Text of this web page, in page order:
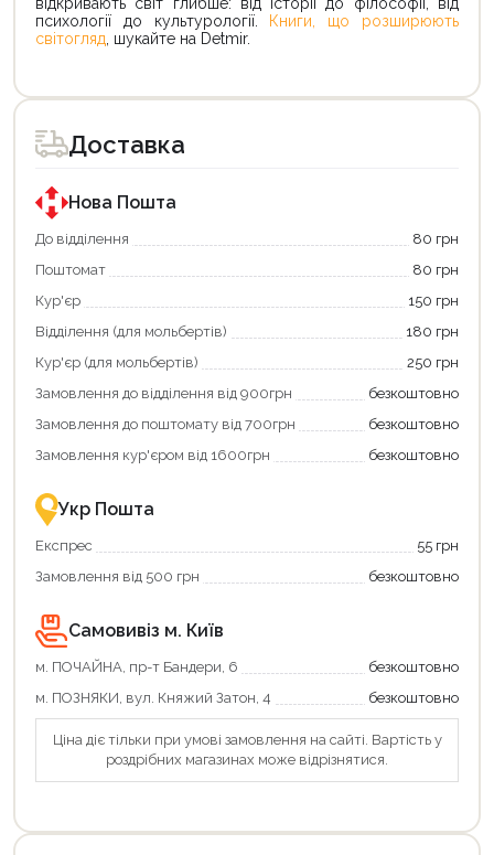
психології до культурології. Книги, що розширюють
світогляд , шукайте на Detmir.
Доставка
Нова Пошта
До відділення
80 грн
Поштомат
80 грн
Кур'єр
150 грн
Відділення (для мольбертів)
180 грн
Кур'єр (для мольбертів)
250 грн
Замовлення до відділення від 900грн
безкоштовно
Замовлення до поштомату від 700грн
безкоштовно
Замовлення кур'єром від 1600грн
безкоштовно
Укр Пошта
Експрес
55 грн
Замовлення від 500 грн
безкоштовно
Самовивіз м. Київ
м. ПОЧАЙНА, пр-т Бандери, 6
безкоштовно
м. ПОЗНЯКИ, вул. Княжий Затон, 4
безкоштовно
Ціна діє тільки при умові замовлення на сайті. Вартість у
роздрібних магазинах може відрізнятися.
Продовжити покупки